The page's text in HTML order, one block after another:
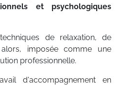
et psychologiques
de relaxation, de
imposée comme une
professionnelle.
d'accompagnement en